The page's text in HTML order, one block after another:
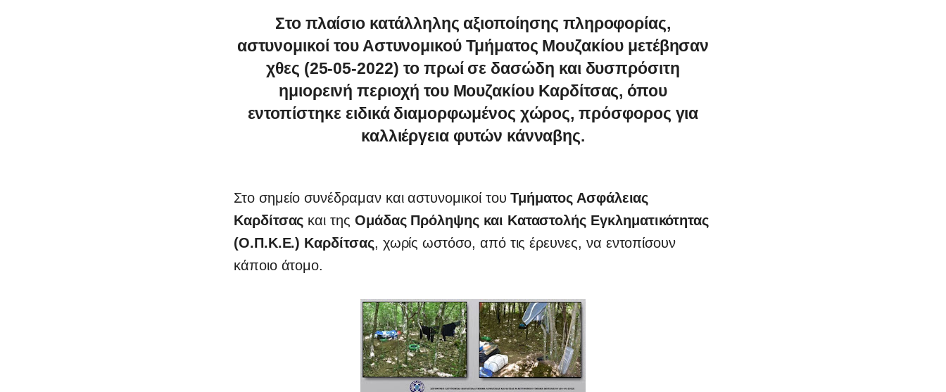
Στο πλαίσιο κατάλληλης αξιοποίησης πληροφορίας,
αστυνομικοί του Αστυνομικού Τμήματος Μουζακίου μετέβησαν
χθες (25-05-2022) το πρωί σε δασώδη και δυσπρόσιτη
ημιορεινή περιοχή του Μουζακίου Καρδίτσας, όπου
εντοπίστηκε ειδικά διαμορφωμένος χώρος, πρόσφορος για
καλλιέργεια φυτών κάνναβης.
Στο σημείο συνέδραμαν και αστυνομικοί τουΤμήματος Ασφάλειας
Καρδίτσας και της Ομάδας Πρόληψης και Καταστολής Εγκληματικότητας
(Ο.Π.Κ.Ε.) Καρδίτσας, χωρίς ωστόσο, από τις έρευνες, να εντοπίσουν
κάποιο άτομο.